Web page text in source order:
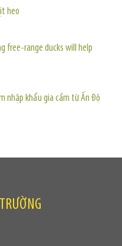
heo
free-range ducks will help
nhập khẩu gia cầm từ Ấn Độ